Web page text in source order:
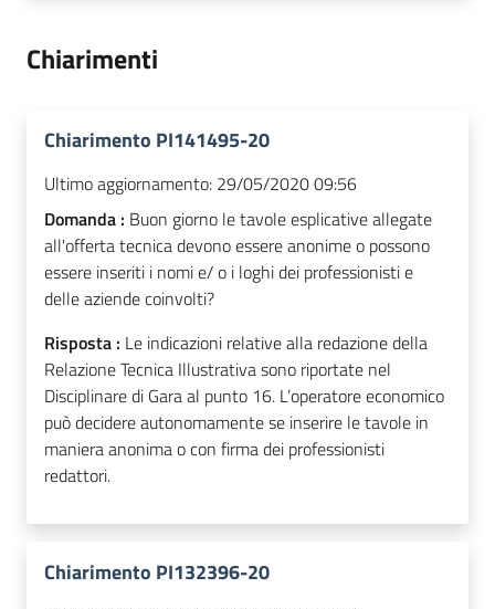
Chiarimenti
Chiarimento PI141495-20
Ultimo aggiornamento: 29/05/2020 09:56
Domanda : Buon giorno le tavole esplicative allegate
all'offerta tecnica devono essere anonime o possono
essere inseriti i nomi e/ o i loghi dei professionisti e
delle aziende coinvolti?
Risposta : Le indicazioni relative alla redazione della
Relazione Tecnica Illustrativa sono riportate nel
Disciplinare di Gara al punto 16. L’operatore economico
può decidere autonomamente se inserire le tavole in
maniera anonima o con firma dei professionisti
redattori.
Chiarimento PI132396-20